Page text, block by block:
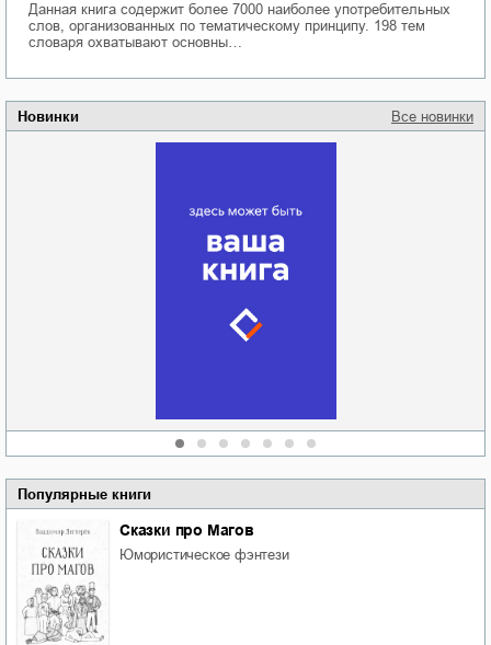
Новинки Все новинки
Популярные книги
Сказки про Магов
юмористическое фэнтези
Данная книга содержит более 7000 наиболее употребительных
слов, организованных по тематическому принципу. 198 тем
словаря охватывают основны…